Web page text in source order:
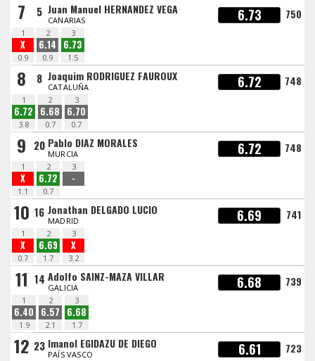
7 5 Juan Manuel HERNANDEZ VEGA
CANARIAS 6.73 750
1
X
0.9
2
6.14
0.9
3
6.73
1.5
8 8 Joaquim RODRIGUEZ FAUROUX
CATALUÑA 6.72 748
1
6.72
3.8
2
6.68
0.7
3
6.70
0.7
9 20 Pablo DIAZ MORALES
MURCIA 6.72 748
1
X
1.1
2
6.72
0.7
3
-
10 16 Jonathan DELGADO LUCIO
MADRID 6.69 741
1
X
0.7
2
6.69
1.7
3
X
3.2
11 14 Adolfo SAINZ-MAZA VILLAR
GALICIA 6.68 739
1
6.40
1.9
2
6.57
2.1
3
6.68
1.7
12 23 Imanol EGIDAZU DE DIEGO
PAÍS VASCO 6.61 723